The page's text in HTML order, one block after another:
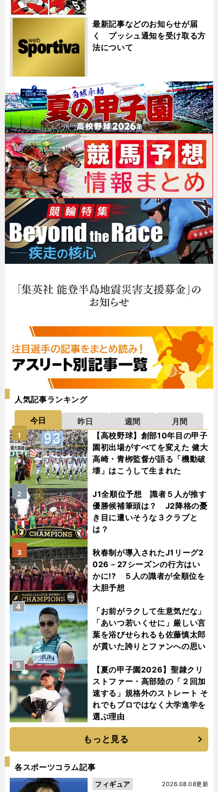
最新記事などのお知らせが届
く プッシュ通知を受け取る方
法について
人気記事ランキング
今日 昨日 週間
月間
【高校野球】創部10年目の甲子
園初出場がすべてを変えた 健大
高崎・青栁監督が語る「機動破
壊」はこうして生まれた
1
J1全順位予想 識者５人が推す
優勝候補筆頭は？ J2降格の憂
き目に遭いそうな３クラブと
は？
2
秋春制が導入されたJ1リーグ2
026－27シーズンの行方はい
かに!? ５人の識者が全順位を
大胆予想
3
「お前がラクして生意気だな」
「あいつ若いくせに」厳しい言
葉を浴びせられるも佐藤慎太郎
が貫いた誇りとファンへの思い
4
【夏の甲子園2026】聖隷クリ
ストファー・高部陸の「２回加
速する」規格外のストレート そ
れでもプロではなく大学進学を
選ぶ理由
5
もっと見る
各スポーツコラム記事
2026.08.08更新
フィギュア